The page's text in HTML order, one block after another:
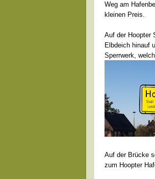
Weg am
kleinen Preis.
Auf der Hoopter
Elbdeich hinauf
Sperrwerk,
Auf der Brücke
zum Hoopter